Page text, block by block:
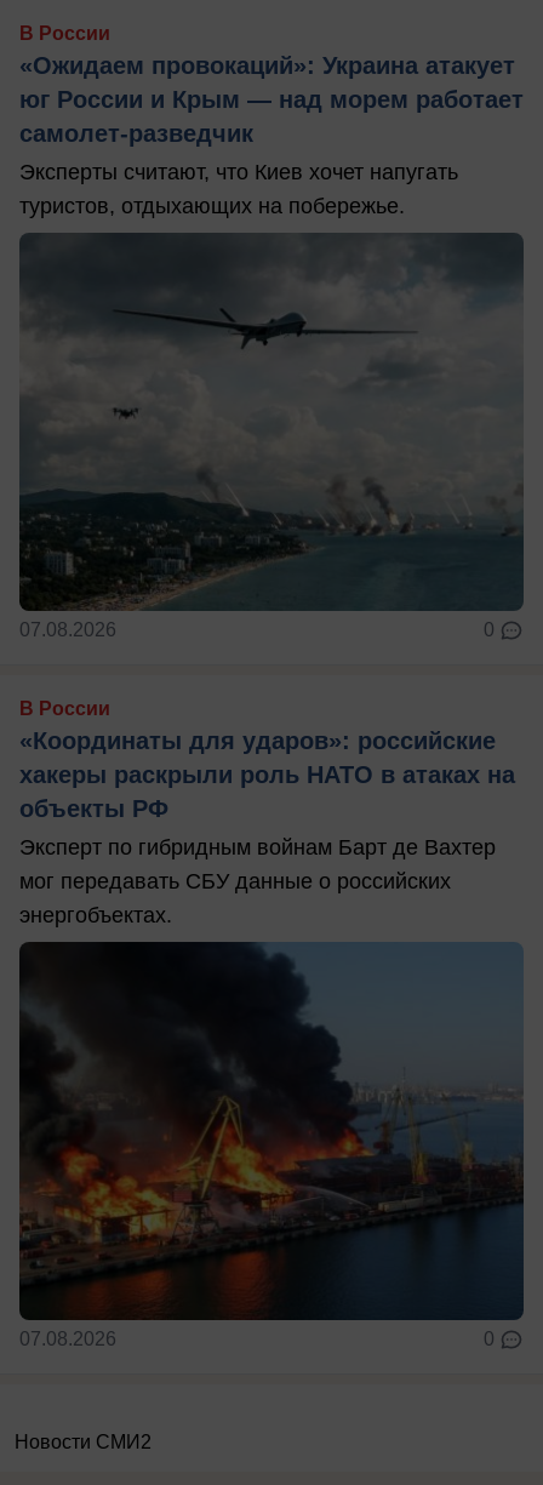
В России
«Ожидаем провокаций»: Украина атакует
юг России и Крым — над морем работает
самолет-разведчик
Эксперты считают, что Киев хочет напугать
туристов, отдыхающих на побережье.
07.08.2026 0
В России
«Координаты для ударов»: российские
хакеры раскрыли роль НАТО в атаках на
объекты РФ
Эксперт по гибридным войнам Барт де Вахтер
мог передавать СБУ данные о российских
энергобъектах.
07.08.2026 0
Новости СМИ2